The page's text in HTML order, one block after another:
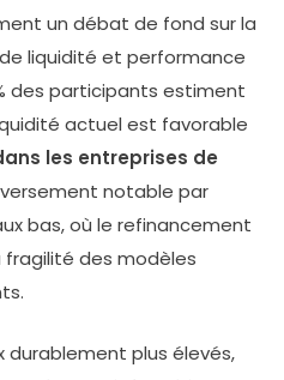
un débat de fond sur la
liquidité et performance
des participants estiment
actuel est favorable
les entreprises de
notable par
bas, où le refinancement
des modèles
plus élevés,